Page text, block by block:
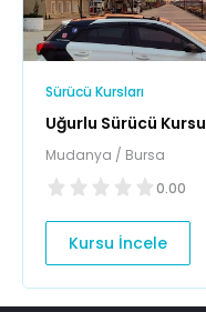
Sürücü Kursları
Uğurlu Sürücü Kursu
Mudanya / Bursa
0.00
Kursu İncele